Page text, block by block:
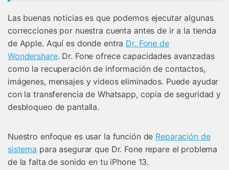
Las buenas noticias es que podemos ejecutar algunas
correcciones por nuestra cuenta antes de ir a la tienda
de Apple. Aquí es donde entra Dr. Fone de
Wondershare. Dr. Fone ofrece capacidades avanzadas
como la recuperación de información de contactos,
imágenes, mensajes y videos eliminados. Puede ayudar
con la transferencia de Whatsapp, copia de seguridad y
desbloqueo de pantalla.
Nuestro enfoque es usar la función de Reparación de
sistema para asegurar que Dr. Fone repare el problema
de la falta de sonido en tu iPhone 13.